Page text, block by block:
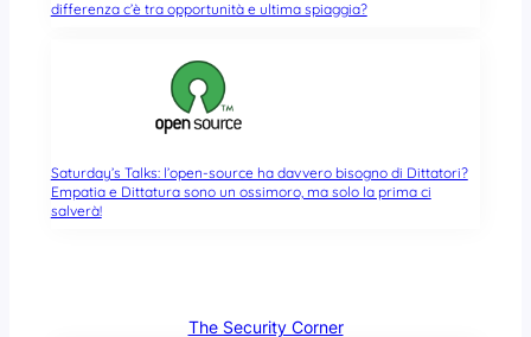
differenza c’è tra opportunità e ultima spiaggia?
Saturday’s Talks: l’open-source ha davvero bisogno di Dittatori?
Empatia e Dittatura sono un ossimoro, ma solo la prima ci
salverà!
The Security Corner